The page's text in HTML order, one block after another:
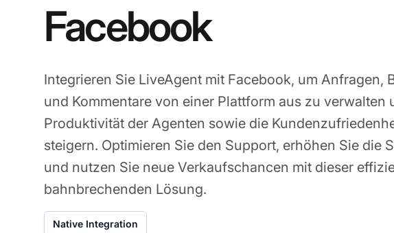
Facebook
Integrieren Sie LiveAgent mit Facebook, um Anfragen,
und Kommentare von einer Plattform aus zu verwalten
Produktivität der Agenten sowie die
steigern. Optimieren Sie den Support, erhöhen Sie die
und nutzen Sie neue Verkaufschancen mit dieser
bahnbrechenden Lösung.
Native Integration